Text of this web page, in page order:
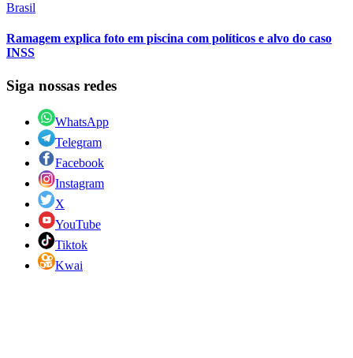
Brasil
Ramagem explica foto em piscina com políticos e alvo do caso
INSS
Siga nossas redes
WhatsApp
Telegram
Facebook
Instagram
X
YouTube
Tiktok
Kwai